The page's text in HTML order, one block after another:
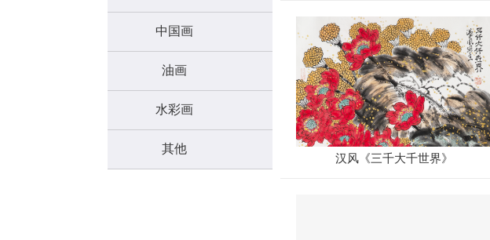
中国画
油画
水彩画
其他
汉风《三千大千世界》